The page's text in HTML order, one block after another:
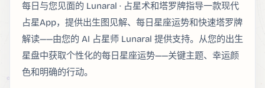
每日与您见面的 Lunaral · 占星术和塔罗牌指导一款现代
占星App，提供出生图见解、每日星座运势和快速塔罗牌
解读——由您的 AI 占星师 Lunaral 提供支持。从您的出生
星盘中获取个性化的每日星座运势——关键主题、幸运颜
色和明确的行动。